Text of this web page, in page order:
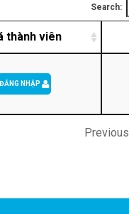
Search:
thành viên
ĐĂNG NHẬP
Previous